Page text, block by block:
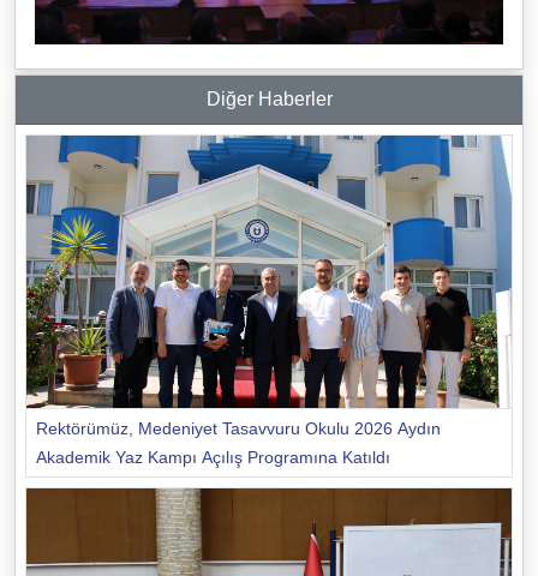
Diğer Haberler
Rektörümüz, Medeniyet Tasavvuru Okulu 2026 Aydın
Akademik Yaz Kampı Açılış Programına Katıldı